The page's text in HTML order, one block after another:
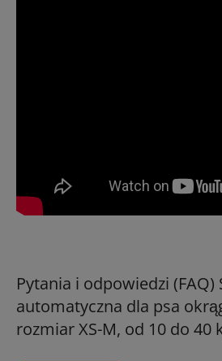
Pytania i odpowiedzi (FAQ)
automatyczna dla psa
rozmiar XS-M, od 10 do 40